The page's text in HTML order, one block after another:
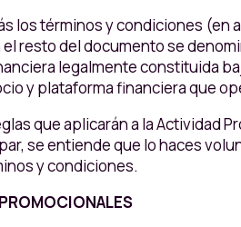
los términos y condiciones (en
el resto del documento se
legalmente constituida
y plataforma financiera que
que aplicarán a la Actividad
se entiende que lo haces
y condiciones.